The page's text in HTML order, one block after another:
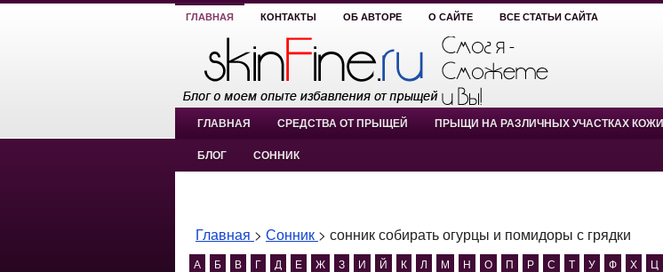
ГЛАВНАЯ КОНТАКТЫ ОБ АВТОРЕ О САЙТЕ ВСЕ СТАТЬИ САЙТА
ГЛАВНАЯ СРЕДСТВА ОТ ПРЫЩЕЙ ПРЫЩИ НА РАЗЛИЧНЫХ УЧАСТКАХ КОЖИ
БЛОГ СОННИК
Главная > Сонник > сонник собирать огурцы и помидоры с грядки
А Б В Г Д Е Ж З И Й К Л М Н О П Р С Т У Ф Х Ц